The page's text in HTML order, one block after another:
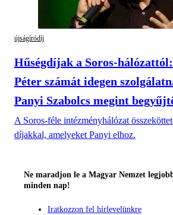
újságíródíj
Hűségdíjak a Soros-
Péter számát idegen
Panyi Szabolcs megint
A Soros-féle intézményhálózat
díjakkal, amelyeket Panyi elhoz.
Ne maradjon le a Magyar Nemzet
minden nap!
Iratkozzon fel hírlevelünkre